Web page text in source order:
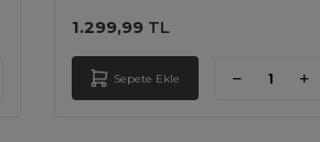
1.299,99 TL
Sepete Ekle